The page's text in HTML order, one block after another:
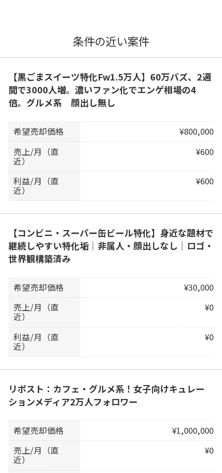
条件の近い案件
【黒ごまスイーツ特化Fw1.5万人】60万バズ、2週
間で3000人増。濃いファン化でエンゲ相場の4
倍。グルメ系 顔出し無し
希望売却価格
¥800,000
売上/月（直
近）
¥600
利益/月（直
近）
¥600
【コンビニ・スーパー缶ビール特化】身近な題材で
継続しやすい特化垢｜非属人・顔出しなし｜ロゴ・
世界観構築済み
希望売却価格
¥30,000
売上/月（直
近）
¥0
利益/月（直
近）
¥0
リポスト：カフェ・グルメ系！女子向けキュレー
ションメディア2万人フォロワー
希望売却価格
¥1,000,000
売上/月（直
近）
¥0